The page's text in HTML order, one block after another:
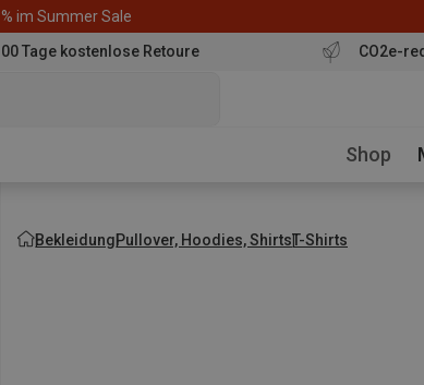
im Summer Sale
Tage kostenlose Retoure CO2e-
Shop
BekleidungPullover, Hoodies, ShirtsT-Shirts